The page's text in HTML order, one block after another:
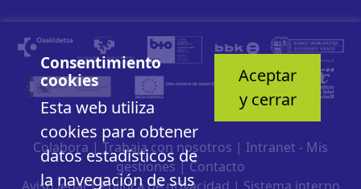
Consentimiento
cookies
Esta web utiliza
cookies para obtener
datos estadísticos de
la navegación de sus
Aceptar
y cerrar
Colabora | Trabaja con nosotros | Intranet - Mis
gestiones |Contacto